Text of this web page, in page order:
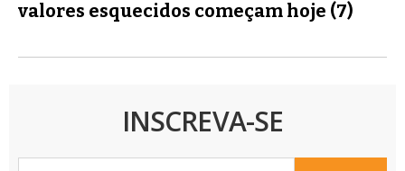
valores esquecidos começam hoje (7)
INSCREVA-SE